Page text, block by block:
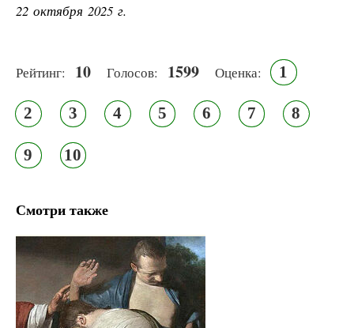
22 октября 2025 г.
Рейтинг: 10 Голосов: 1599 Оценка: 1
2 3 4 5 6 7 8
9 10
Смотри также